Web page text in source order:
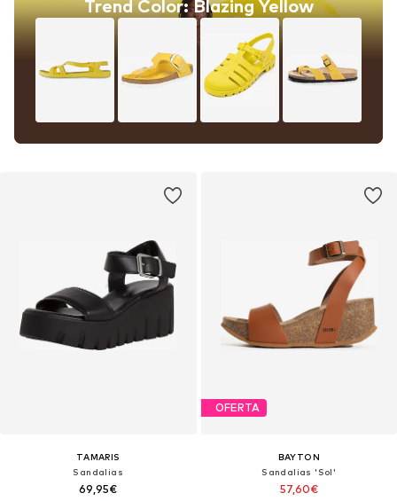
Trend Color: Blazing Yellow
TAMARIS
Sandalias
69,95€
OFERTA
BAYTON
Sandalias 'Sol'
57,60€